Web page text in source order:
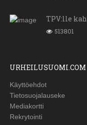
TPV:lle
513801
URHEILUSUOMI.COM
Käyttöehdot
Tietosuojalauseke
Mediakortti
Rekrytointi